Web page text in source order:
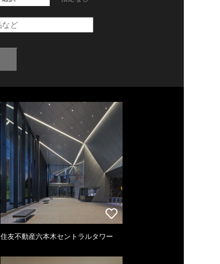
住友不動産六本木セントラルタワー